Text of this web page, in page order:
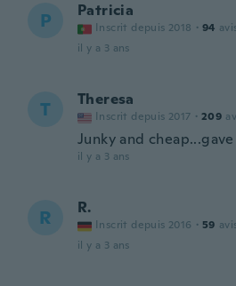
P Patricia
Inscrit depuis 2018 · 94
il y a 3 ans
T Theresa
Inscrit depuis 2017 · 209
Junky and
il y a 3 ans
R R.
Inscrit depuis 2016 · 59
il y a 3 ans